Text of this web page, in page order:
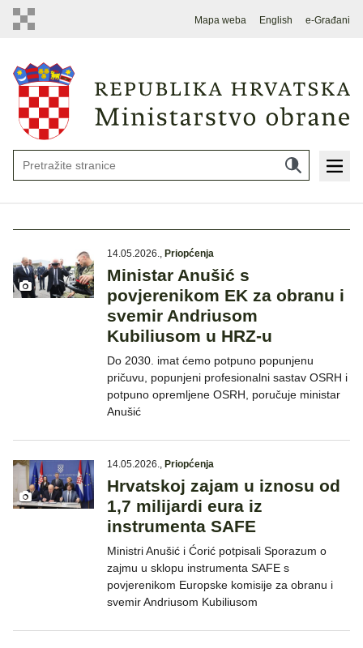
Mapa weba English e-Građani
14.05.2026., Priopćenja
Ministar Anušić s
povjerenikom EK za obranu i
svemir Andriusom
Kubiliusom u HRZ-u
Do 2030. imat ćemo potpuno popunjenu
pričuvu, popunjeni profesionalni sastav OSRH i
potpuno opremljene OSRH, poručuje ministar
Anušić
14.05.2026., Priopćenja
Hrvatskoj zajam u iznosu od
1,7 milijardi eura iz
instrumenta SAFE
Ministri Anušić i Ćorić potpisali Sporazum o
zajmu u sklopu instrumenta SAFE s
povjerenikom Europske komisije za obranu i
svemir Andriusom Kubiliusom